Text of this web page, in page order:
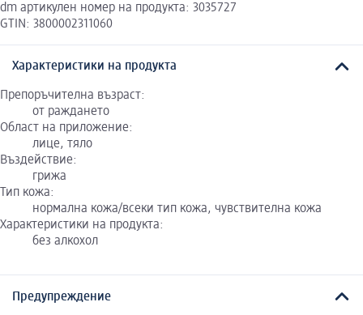
dm артикулен номер на продукта: 3035727
GTIN: 3800002311060
Характеристики на продукта
Препоръчителна възраст:
от раждането
Област на приложение:
лице, тяло
Въздействие:
грижа
Тип кожа:
нормална кожа/всеки тип кожа, чувствителна кожа
Характеристики на продукта:
без алкохол
Предупреждение